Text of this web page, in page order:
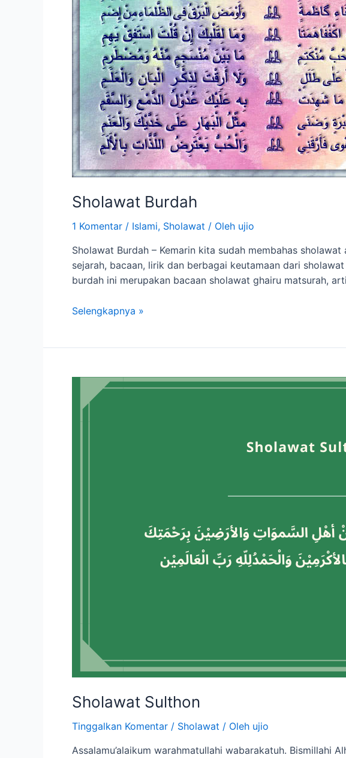
Sholawat Burdah
1 Komentar / Islami, Sholawat / Oleh ujio
Sholawat Burdah – Kemarin kita sudah membahas
sejarah, bacaan, lirik dan berbagai keutamaan dari
burdah ini merupakan bacaan sholawat ghairu matsurah,
Selengkapnya »
Sholawat Sulthon
Tinggalkan Komentar / Sholawat / Oleh ujio
Assalamu’alaikum warahmatullahi wabarakatuh. Bismillahi
Sholawat
Sulthon